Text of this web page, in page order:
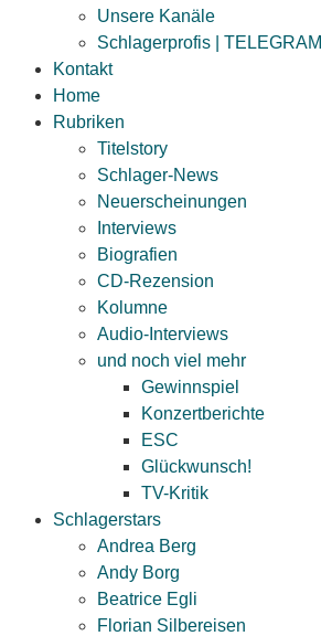
Unsere Kanäle
Schlagerprofis | TELEGRAM
Kontakt
Home
Rubriken
Titelstory
Schlager-News
Neuerscheinungen
Interviews
Biografien
CD-Rezension
Kolumne
Audio-Interviews
und noch viel mehr
Gewinnspiel
Konzertberichte
ESC
Glückwunsch!
TV-Kritik
Schlagerstars
Andrea Berg
Andy Borg
Beatrice Egli
Florian Silbereisen